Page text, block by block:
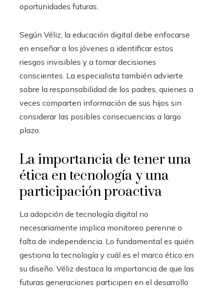
oportunidades futuras.
Según Véliz, la educación digital debe enfocarse
en enseñar a los jóvenes a identificar estos
riesgos invisibles y a tomar decisiones
conscientes. La especialista también advierte
sobre la responsabilidad de los padres, quienes a
veces comparten información de sus hijos sin
considerar las posibles consecuencias a largo
plazo.
La importancia de tener una
ética en tecnología y una
participación proactiva
La adopción de tecnología digital no
necesariamente implica monitoreo perenne o
falta de independencia. Lo fundamental es quién
gestiona la tecnología y cuál es el marco ético en
su diseño. Véliz destaca la importancia de que las
futuras generaciones participen en el desarrollo